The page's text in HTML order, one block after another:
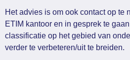
Het advies is om ook contact op te
ETIM kantoor en in gesprek te
classificatie op het gebied van
verder te verbeteren/uit te breiden.